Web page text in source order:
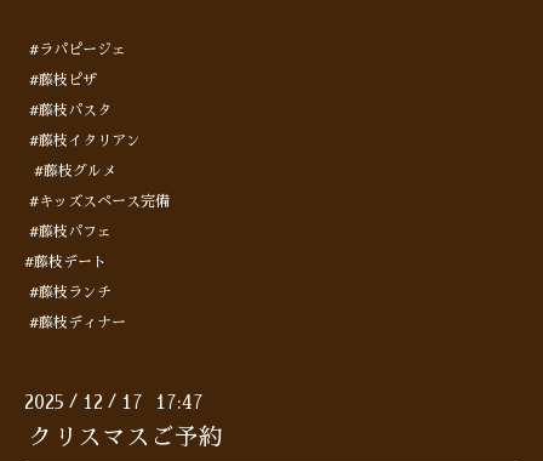
#ラパピージェ
#藤枝ピザ
#藤枝パスタ
#藤枝イタリアン
#藤枝グルメ
#キッズスペース完備
#藤枝パフェ
#藤枝デート
#藤枝ランチ
#藤枝ディナー
2025 / 12 / 17 17:47
クリスマスご予約